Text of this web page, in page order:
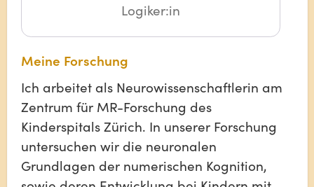
Logiker:in
Meine Forschung
Ich arbeitet als Neurowissenschaftlerin am
Zentrum für MR-Forschung des
Kinderspitals Zürich. In unserer Forschung
untersuchen wir die neuronalen
Grundlagen der numerischen Kognition,